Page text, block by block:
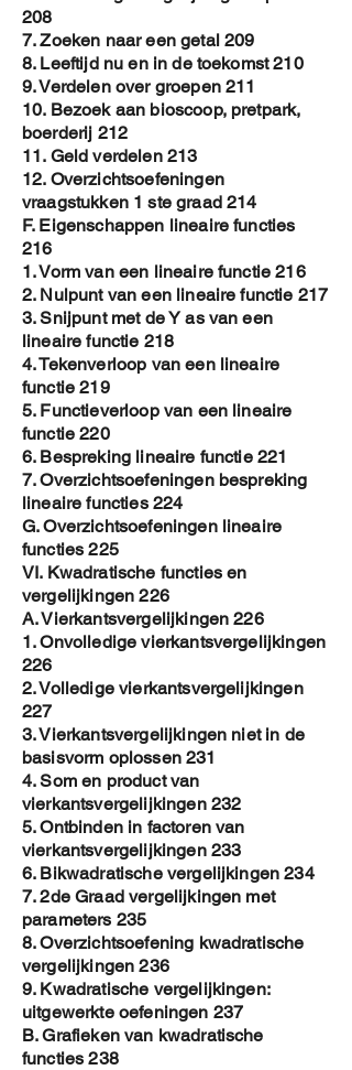
208
7. Zoeken naar een getal 209
8. Leeftijd nu en in de toekomst 210
9. Verdelen over groepen 211
10. Bezoek aan bioscoop, pretpark,
boerderij 212
11. Geld verdelen 213
12. Overzichtsoefeningen
vraagstukken 1 ste graad 214
F. Eigenschappen lineaire functies
216
1. Vorm van een lineaire functie 216
2. Nulpunt van een lineaire functie 217
3. Snijpunt met de Y as van een
lineaire functie 218
4. Tekenverloop van een lineaire
functie 219
5. Functieverloop van een lineaire
functie 220
6. Bespreking lineaire functie 221
7. Overzichtsoefeningen bespreking
lineaire functies 224
G. Overzichtsoefeningen lineaire
functies 225
VI. Kwadratische functies en
vergelijkingen 226
A. Vierkantsvergelijkingen 226
1. Onvolledige vierkantsvergelijkingen
226
2. Volledige vierkantsvergelijkingen
227
3. Vierkantsvergelijkingen niet in de
basisvorm oplossen 231
4. Som en product van
vierkantsvergelijkingen 232
5. Ontbinden in factoren van
vierkantsvergelijkingen 233
6. Bikwadratische vergelijkingen 234
7. 2de Graad vergelijkingen met
parameters 235
8. Overzichtsoefening kwadratische
vergelijkingen 236
9. Kwadratische vergelijkingen:
uitgewerkte oefeningen 237
B. Grafieken van kwadratische
functies 238